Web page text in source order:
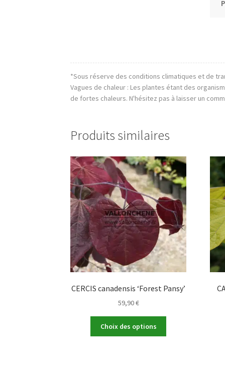
*Sous réserve des conditions climatiques et de
Vagues de chaleur : Les plantes étant des
de fortes chaleurs. N'hésitez pas à laisser un
Produits similaires
CERCIS canadensis ‘Forest Pansy’
59,90€
Choix des options